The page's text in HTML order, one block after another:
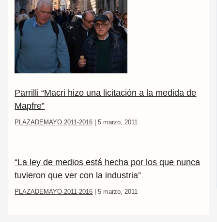
Parrilli “Macri hizo una licitación a la medida de
Mapfre”
PLAZADEMAYO 2011-2016 |5 marzo, 2011
“La ley de medios está hecha por los que nunca
tuvieron que ver con la industria”
PLAZADEMAYO 2011-2016 |5 marzo, 2011